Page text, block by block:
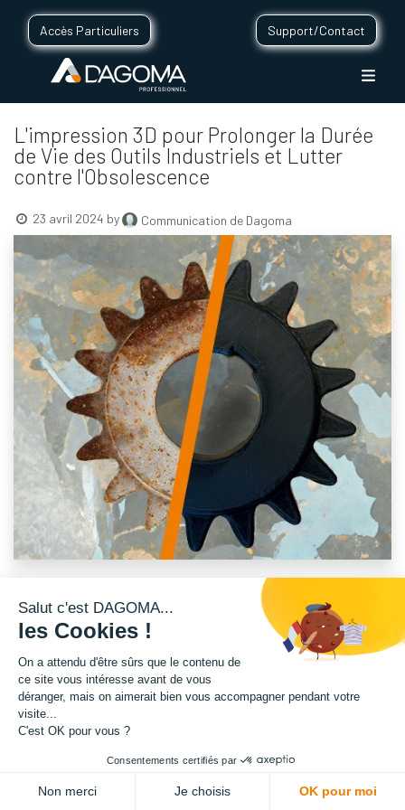
Accès Particuliers Support/Contact
L'impression 3D pour Prolonger la Durée
de Vie des Outils Industriels et Lutter
contre l'Obsolescence
23 avril 2024 by Communication de Dagoma
L'obsolescence et la réparabilité de nos objets / outils sont depuis
toujours au cœur des préoccupations de DAGOMA. Que ce soit
concernant les imprimantes que nous concevons ou les messages
que nous souhaitons transmettre, nous mettons un point d'honneur
à promouvoir la durabilité et la réparabilité des produits.
Salut c'est DAGOMA...
les Cookies !
On a attendu d'être sûrs que le contenu de
ce site vous intéresse avant de vous
déranger, mais on aimerait bien vous accompagner pendant votre
visite...
C'est OK pour vous ?
Consentements certifiés par
Non merci Je choisis OK pour moi